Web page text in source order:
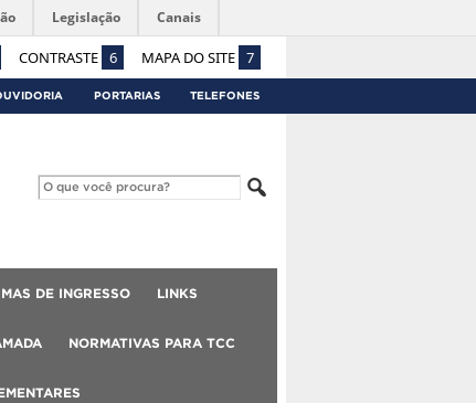
CONTRASTE 6 MAPA DO SITE 7
Legislação Canais
PORTARIAS TELEFONES
DE INGRESSO LINKS
NORMATIVAS PARA TCC